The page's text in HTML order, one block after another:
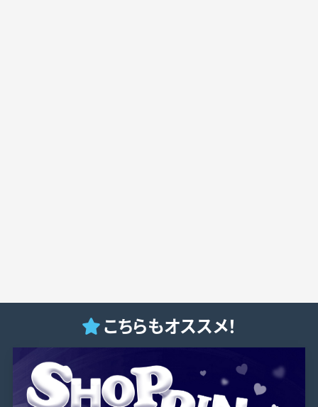
こちらもオススメ！